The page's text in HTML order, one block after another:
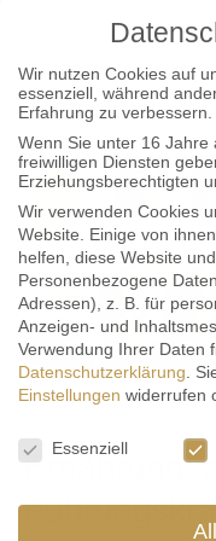
Wir nutzen Cookies auf
essenziell, während
Erfahrung zu verbessern.
Wenn Sie unter 16
freiwilligen Diensten
Erziehungsberechtigten
Wir verwenden Cookies
Website. Einige von
helfen, diese Website
Personenbezogene
Adressen), z. B. für
Anzeigen- und
Verwendung Ihrer Daten
Datenschutzerklärung
Einstellungen widerrufen
Essenziell